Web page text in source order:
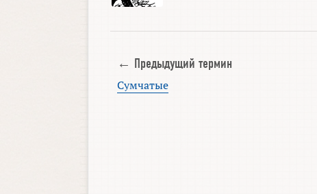
← Предыдущий термин
Сумчатые